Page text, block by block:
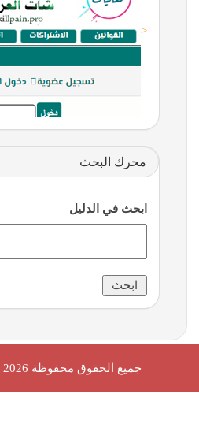
<
محرك البحث
ابحث في الدليل
جميع الحقوق محفوظة 2026